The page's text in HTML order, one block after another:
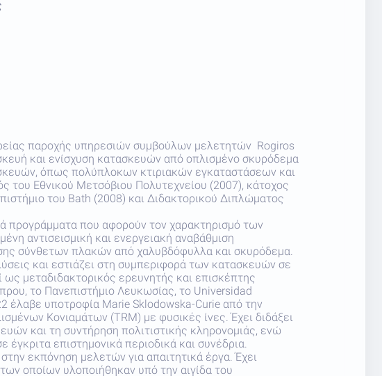
παροχής υπηρεσιών συμβούλων μελετητών Rogiros
και ενίσχυση κατασκευών από οπλισμένο σκυρόδεμα
όπως πολύπλοκων κτιριακών εγκαταστάσεων και
του Εθνικού Μετσόβιου Πολυτεχνείου (2007), κάτοχος
του Bath (2008) και Διδακτορικού Διπλώματος
προγράμματα που αφορούν τον χαρακτηρισμό των
αντισεισμική και ενεργειακή αναβάθμιση
σύνθετων πλακών από χαλυβδόφυλλα και σκυρόδεμα.
και εστιάζει στη συμπεριφορά των κατασκευών σε
μεταδιδακτορικός ερευνητής και επισκέπτης
το Πανεπιστήμιο Λευκωσίας, το Universidad
έλαβε υποτροφία Marie Sklodowska-Curie από την
Κονιαμάτων (TRM) με φυσικές ίνες. Έχει διδάξει
και τη συντήρηση πολιτιστικής κληρονομιάς, ενώ
έγκριτα επιστημονικά περιοδικά και συνέδρια.
εκπόνηση μελετών για απαιτητικά έργα. Έχει
οποίων υλοποιήθηκαν υπό την αιγίδα του